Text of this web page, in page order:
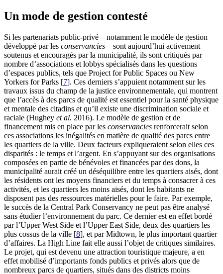
Un mode de gestion contesté
Si les partenariats public-privé – notamment le modèle de gestion
développé par les conservancies – sont aujourd’hui activement
soutenus et encouragés par la municipalité, ils sont critiqués par
nombre d’associations et lobbys spécialisés dans les questions
d’espaces publics, tels que Project for Public Spaces ou New
Yorkers for Parks [7]. Ces derniers s’appuient notamment sur les
travaux issus du champ de la justice environnementale, qui montrent
que l’accès à des parcs de qualité est essentiel pour la santé physique
et mentale des citadins et qu’il existe une discrimination sociale et
raciale (Hughey et al. 2016). Le modèle de gestion et de
financement mis en place par les conservancies renforcerait selon
ces associations les inégalités en matière de qualité des parcs entre
les quartiers de la ville. Deux facteurs expliqueraient selon elles ces
disparités : le temps et l’argent. En s’appuyant sur des organisations
composées en partie de bénévoles et financées par des dons, la
municipalité aurait créé un déséquilibre entre les quartiers aisés, dont
les résidents ont les moyens financiers et du temps à consacrer à ces
activités, et les quartiers les moins aisés, dont les habitants ne
disposent pas des ressources matérielles pour le faire. Par exemple,
le succès de la Central Park Conservancy ne peut pas être analysé
sans étudier l’environnement du parc. Ce dernier est en effet bordé
par l’Upper West Side et l’Upper East Side, deux des quartiers les
plus cossus de la ville [8], et par Midtown, le plus important quartier
d’affaires. La High Line fait elle aussi l’objet de critiques similaires.
Le projet, qui est devenu une attraction touristique majeure, a en
effet mobilisé d’importants fonds publics et privés alors que de
nombreux parcs de quartiers, situés dans des districts moins